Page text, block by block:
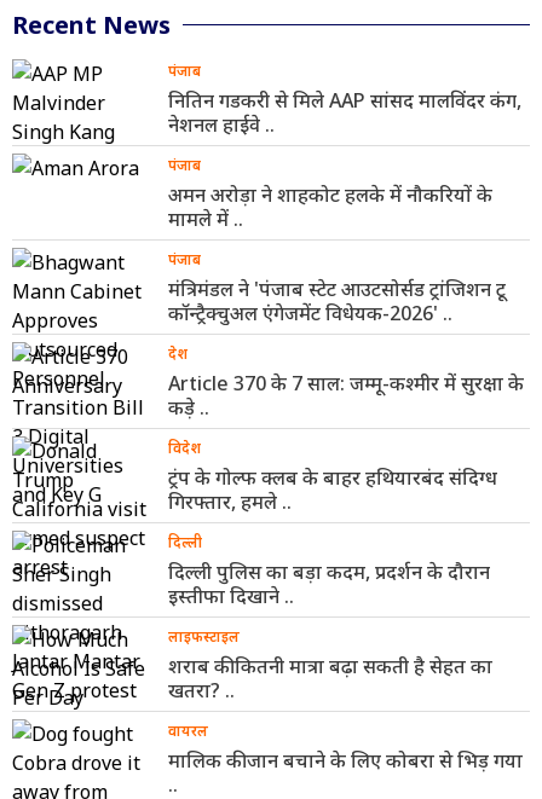
Recent News
पंजाब
नितिन गडकरी से मिले AAP सांसद मालविंदर कंग,
नेशनल हाईवे ..
पंजाब
अमन अरोड़ा ने शाहकोट हलके में नौकरियों के
मामले में ..
पंजाब
मंत्रिमंडल ने 'पंजाब स्टेट आउटसोर्सड ट्रांजिशन टू
कॉन्ट्रैक्चुअल एंगेजमेंट विधेयक-2026' ..
देश
Article 370 के 7 साल: जम्मू-कश्मीर में सुरक्षा के
कड़े ..
विदेश
ट्रंप के गोल्फ क्लब के बाहर हथियारबंद संदिग्ध
गिरफ्तार, हमले ..
दिल्ली
दिल्ली पुलिस का बड़ा कदम, प्रदर्शन के दौरान
इस्तीफा दिखाने ..
लाइफस्टाइल
शराब की कितनी मात्रा बढ़ा सकती है सेहत का
खतरा? ..
वायरल
मालिक की जान बचाने के लिए कोबरा से भिड़ गया
..